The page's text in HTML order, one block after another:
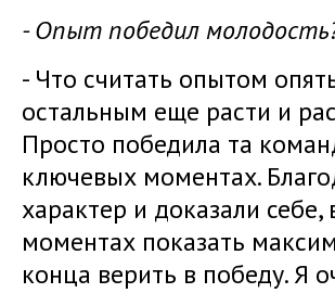
- Опыт победил
- Что считать опытом
остальным еще расти и
Просто победила та
ключевых моментах.
характер и доказали
моментах показать
конца верить в победу. Я